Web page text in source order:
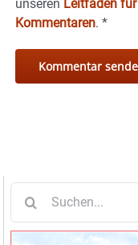
unseren Leitfaden
Kommentaren. *
nach: